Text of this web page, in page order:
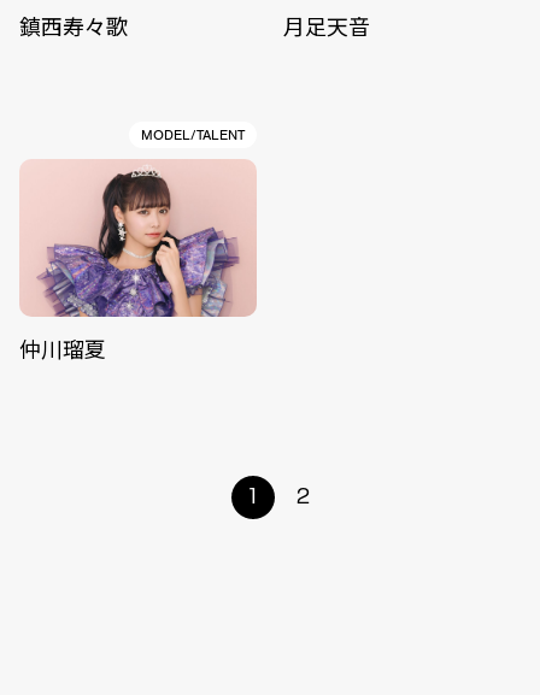
鎮西寿々歌 月足天音
MODEL/TALENT
仲川瑠夏
1 2